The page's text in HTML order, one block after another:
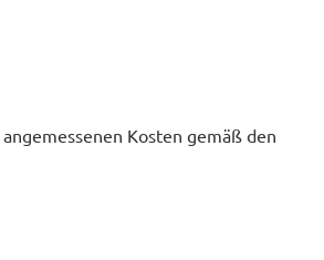
Kosten gemäß den